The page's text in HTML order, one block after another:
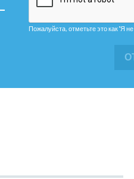
Пожалуйста, отметьте это как "Я не